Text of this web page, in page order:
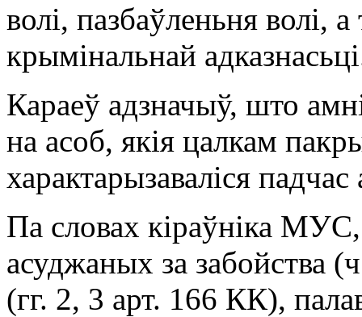
волі, пазбаўленьня волі,
крымінальнай
Караеў адзначыў, што
на асоб, якія цалкам
характарызаваліся
Па словах кіраўніка
асуджаных за забойства
(гг. 2, 3 арт. 166 КК),